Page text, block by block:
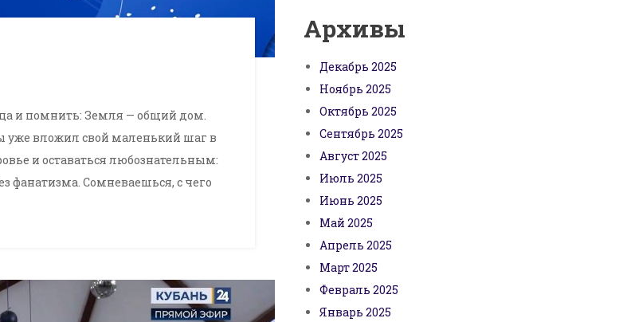
и помнить: Земля — общий дом.
уже вложил свой маленький шаг в
и оставаться любознательным:
фанатизма. Сомневаешься, с чего
Архивы
Декабрь 2025
Ноябрь 2025
Октябрь 2025
Сентябрь 2025
Август 2025
Июль 2025
Июнь 2025
Май 2025
Апрель 2025
Март 2025
Февраль 2025
Январь 2025